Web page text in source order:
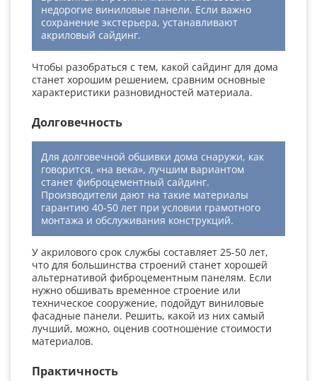
недорогие виниловые панели. Если важно
сохранение экстерьера, устанавливают
акриловый сайдинг.
Чтобы разобраться с тем, какой сайдинг для дома
станет хорошим решением, сравним основные
характеристики разновидностей материала.
Долговечность
Для долговечной обшивки дома снаружи, как
говорится, «на века», лучшим вариантом
станет фиброцементный сайдинг.
Производители дают на такие материалы
гарантию 40-50 лет при условии грамотного
монтажа и обслуживания конструкций.
У акрилового срок службы составляет 25-50 лет,
что для большинства строений станет хорошей
альтернативой фиброцементным панелям. Если
нужно обшивать временное строение или
техническое сооружение, подойдут виниловые
фасадные панели. Решить, какой из них самый
лучший, можно, оценив соотношение стоимости
материалов.
Практичность